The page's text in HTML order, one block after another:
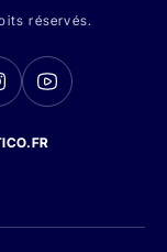
réservés.